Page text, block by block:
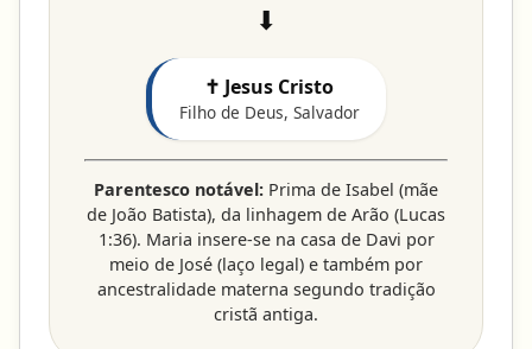
⬇
✝ Jesus Cristo
Filho de Deus, Salvador
Parentesco notável: Prima de Isabel (mãe
de João Batista), da linhagem de Arão (Lucas
1:36). Maria insere-se na casa de Davi por
meio de José (laço legal) e também por
ancestralidade materna segundo tradição
cristã antiga.